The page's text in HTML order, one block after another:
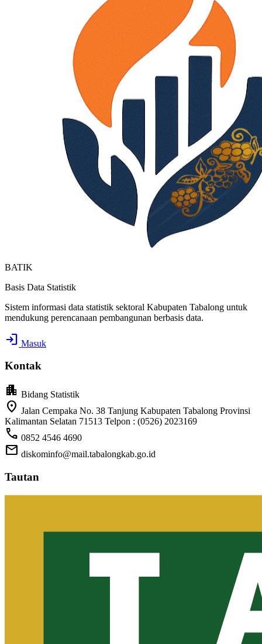
BATIK
Basis Data Statistik
Sistem informasi data statistik sektoral Kabupaten Tabalong untuk
mendukung perencanaan pembangunan berbasis data.
login Masuk
Kontak
apartment Bidang Statistik
location_on Jalan Cempaka No. 38 Tanjung Kabupaten Tabalong Provinsi
Kalimantan Selatan 71513 Telpon : (0526) 2023169
call 0852 4546 4690
mail diskominfo@mail.tabalongkab.go.id
Tautan